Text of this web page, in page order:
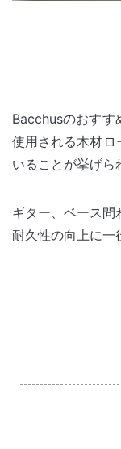
Bacchusのおすす
使用される木材ロ
いることが挙げら
ギター、ベース問
耐久性の向上に一